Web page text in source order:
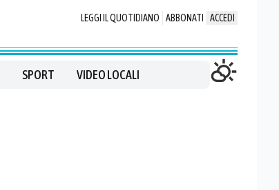
LEGGI IL QUOTIDIANO ABBONATI ACCEDI
SPORT VIDEO LOCALI